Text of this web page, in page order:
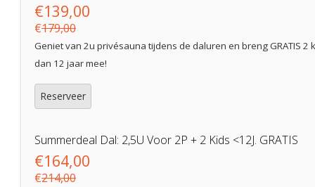
€139,00
€179,00
Geniet van 2u privésauna tijdens de daluren en breng GRATIS 2
dan 12 jaar mee!
Reserveer
Summerdeal Dal: 2,5U Voor 2P + 2 Kids <12J. GRATIS
€164,00
€214,00